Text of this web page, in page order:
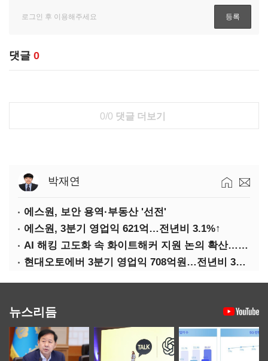
댓글 0
0/0 댓글 더보기
박재연
에스원, 보안 용역·부동산 '선전'
에스원, 3분기 영업익 621억…전년비 3.1%↑
AI 해킹 고도화 속 화이트해커 지원 논의 확산…'버그바운티' 재조명
현대오토에버 3분기 영업익 708억원…전년비 34.8%↑
뉴스리듬